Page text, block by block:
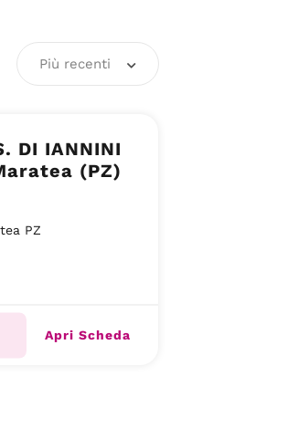
Più recenti
DI IANNINI
(PZ)
PZ
Apri Scheda